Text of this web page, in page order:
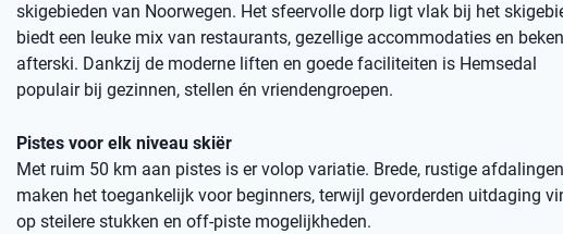
skigebieden van Noorwegen. Het sfeervolle dorp ligt vlak bij het
biedt een leuke mix van restaurants, gezellige accommodaties en
afterski. Dankzij de moderne liften en goede faciliteiten is Hemsedal
populair bij gezinnen, stellen én vriendengroepen.
Pistes voor elk niveau skiër
Met ruim 50 km aan pistes is er volop variatie. Brede, rustige afdalingen
maken het toegankelijk voor beginners, terwijl gevorderden uitdaging
op steilere stukken en off-piste mogelijkheden.